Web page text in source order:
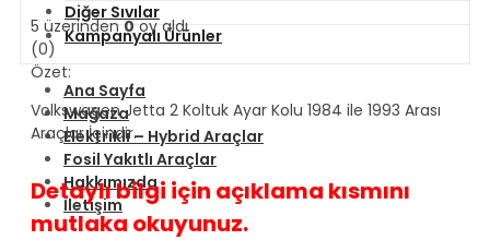
Diğer Sıvılar
Kampanyalı Ürünler
Ana Sayfa
Mağaza
Elektrikli – Hybrid Araçlar
Fosil Yakıtlı Araçlar
Hakkımızda
İletişim
5 üzerinden0oy aldı
(0)
Özet:
Volkswagen Jetta 2 Koltuk Ayar Kolu 1984 ile 1993 Arası
Araçlar İçindir.
Detaylı bilgi için açıklama kısmını
mutlaka okuyunuz.